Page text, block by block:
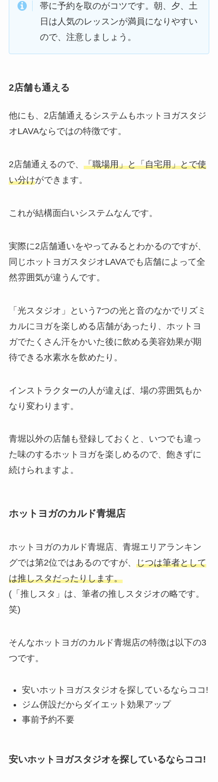
帯に予約を取のがコツです。朝、夕、土
日は人気のレッスンが満員になりやすい
ので、注意しましょう。
2店舗も通える
他にも、2店舗通えるシステムもホットヨガスタジ
オLAVAならではの特徴です。
2店舗通えるので、 「職場用」と「自宅用」とで使
い分けができます。
これが結構面白いシステムなんです。
実際に2店舗通いをやってみるとわかるのですが、
同じホットヨガスタジオLAVAでも店舗によって全
然雰囲気が違うんです。
「光スタジオ」
という7つの光と音のなかでリズミ
カルにヨガを楽しめる店舗があったり、ホットヨ
ガでたくさん汗をかいた後に飲める美容効果が期
待できる水素水を飲めたり。
インストラクターの人が違えば、場の雰囲気もか
なり変わります。
青堀以外の店舗も登録しておくと、いつでも違っ
た味のするホットヨガを楽しめるので、飽きずに
続けられますよ。
ホットヨガのカルド青堀店
ホットヨガのカルド青堀店、青堀エリアランキン
グでは第2位ではあるのですが、 じつは筆者として
は推しスタだったりします。
(「推しスタ」は、筆者の推しスタジオの略です。
笑)
そんなホットヨガのカルド青堀店の特徴は以下の3
つです。
安いホットヨガスタジオを探しているならココ!
ジム併設だからダイエット効果アップ
事前予約不要
安いホットヨガスタジオを探しているならココ!